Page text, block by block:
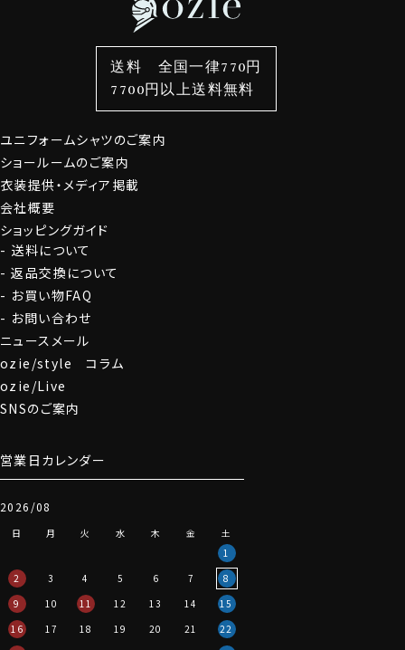
お役立ち情報満載
週に2〜4回、発行しているニュースメール。
頻度高く発行される新商品のご紹介！
クーポン・セールのお買い得な情報！
ファッションについての耳よりなご案内などを発信してお
会員登録にすすむ
袖・カフス型から選ぶ
色から選ぶ
柄から選ぶ
スタイルから選ぶ
カジュアルシャツ
定番シャツ
カフスボタン
サスペンダー
財布・名刺入れ
バッグ
ストール・マフラー
グローブ
ユニフォームシャツのご案内
ショールームのご案内
衣装提供・メディア掲載
会社概要
ショッピングガイド
送料について
返品交換について
お買い物FAQ
お問い合わせ
ニュースメール
ozie/style コラム
ozie/Live
SNSのご案内
営業日カレンダー
2026/08
日 月 火 水 木 金
土
1
2
3 4 5 6 7
8
9
10 11 12 13 14
15
16
17 18 19 20 21
22
送料 全国一律770円
7700円以上送料無料